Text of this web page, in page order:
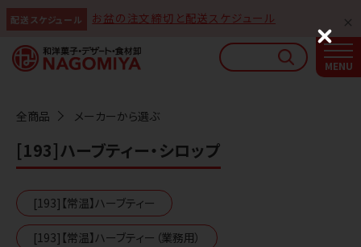
配送スケジュール お盆の注文締切と配送スケジュール
全商品 メーカーから選ぶ
[193]ハーブティー・シロップ
[193]【常温】ハーブティー
[193]【常温】ハーブティー（業務用）
なごみやAIガイド
AIがなごみやの使い方をお答えします
C
l
o